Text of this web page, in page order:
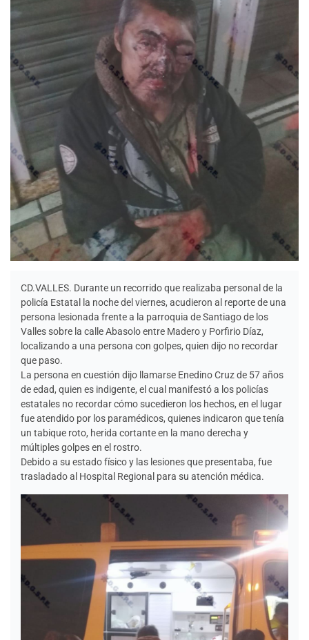
CD.VALLES. Durante un recorrido que realizaba personal de la
policía Estatal la noche del viernes, acudieron al reporte de una
persona lesionada frente a la parroquia de Santiago de los
Valles sobre la calle Abasolo entre Madero y Porfirio Díaz,
localizando a una persona con golpes, quien dijo no recordar
que paso.
La persona en cuestión dijo llamarse Enedino Cruz de 57 años
de edad, quien es indigente, el cual manifestó a los policías
estatales no recordar cómo sucedieron los hechos, en el lugar
fue atendido por los paramédicos, quienes indicaron que tenía
un tabique roto, herida cortante en la mano derecha y
múltiples golpes en el rostro.
Debido a su estado físico y las lesiones que presentaba, fue
trasladado al Hospital Regional para su atención médica.